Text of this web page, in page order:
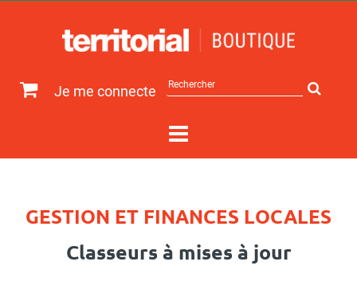
Je me connecte
sur
GESTION ET FINANCES LOCALES
Classeurs à mises à jour